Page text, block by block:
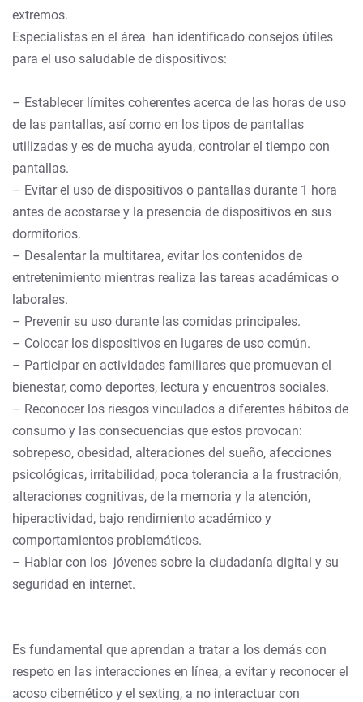
extremos.
Especialistas en el área han identificado consejos útiles
para el uso saludable de dispositivos:
– Establecer límites coherentes acerca de las horas de uso
de las pantallas, así como en los tipos de pantallas
utilizadas y es de mucha ayuda, controlar el tiempo con
pantallas.
– Evitar el uso de dispositivos o pantallas durante 1 hora
antes de acostarse y la presencia de dispositivos en sus
dormitorios.
– Desalentar la multitarea, evitar los contenidos de
entretenimiento mientras realiza las tareas académicas o
laborales.
– Prevenir su uso durante las comidas principales.
– Colocar los dispositivos en lugares de uso común.
– Participar en actividades familiares que promuevan el
bienestar, como deportes, lectura y encuentros sociales.
– Reconocer los riesgos vinculados a diferentes hábitos de
consumo y las consecuencias que estos provocan:
sobrepeso, obesidad, alteraciones del sueño, afecciones
psicológicas, irritabilidad, poca tolerancia a la frustración,
alteraciones cognitivas, de la memoria y la atención,
hiperactividad, bajo rendimiento académico y
comportamientos problemáticos.
– Hablar con los jóvenes sobre la ciudadanía digital y su
seguridad en internet.
Es fundamental que aprendan a tratar a los demás con
respeto en las interacciones en línea, a evitar y reconocer el
acoso cibernético y el sexting, a no interactuar con